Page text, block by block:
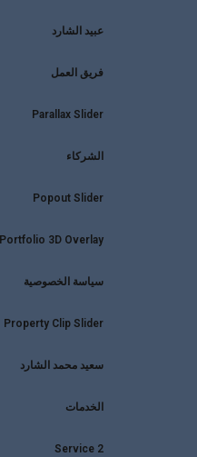
عبيد الشارد
فريق العمل
Parallax Slider
الشركاء
Popout Slider
Portfolio 3D Overlay
سياسة الخصوصية
Property Clip Slider
سعيد محمد الشارد
الخدمات
Service 2